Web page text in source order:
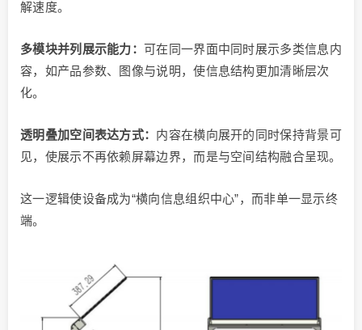
解速度。
多模块并列展示能力： 可在同一界面中同时展示多类信息内
容，如产品参数、图像与说明，使信息结构更加清晰层次
化。
透明叠加空间表达方式： 内容在横向展开的同时保持背景可
见，使展示不再依赖屏幕边界，而是与空间结构融合呈现。
这一逻辑使设备成为“横向信息组织中心”，而非单一显示终
端。